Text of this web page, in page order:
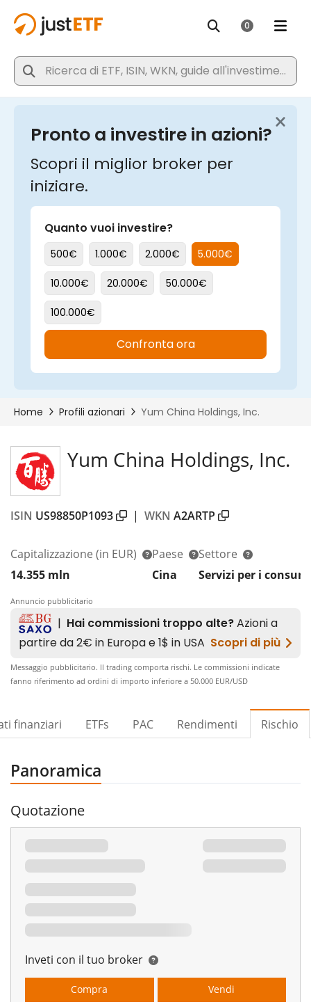
Yum China Holdings, Inc.
ISIN US98850P1093 | WKN A2ARTP
Capitalizzazione (in EUR)
14.355 mln
Paese
Cina
Settore
Servizi per i
Annuncio pubblicitario
Messaggio pubblicitario. Il trading comporta rischi. Le commissioni indicate
fanno riferimento ad ordini di importo inferiore a 50.000 EUR/USD​
finanziari ETFs PAC Rendimenti Rischio
Panoramica
Quotazione
Inveti con il tuo broker
Compra Vendi